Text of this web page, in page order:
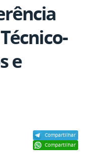
e
Compartilhar
Compartilhar